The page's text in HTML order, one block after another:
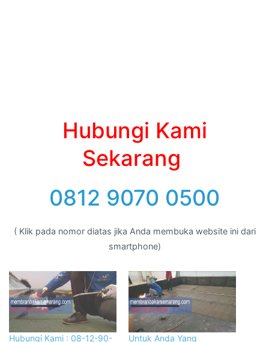
Hubungi Kami
Sekarang
0812 9070 0500
( Klik pada nomor diatas jika Anda membuka website ini dari
smartphone)
Hubungi Kami : 08-12-90- Untuk Anda Yang